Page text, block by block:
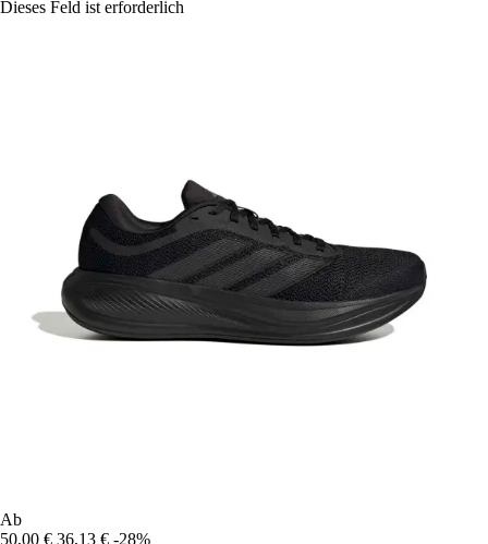
Dieses Feld ist erforderlich
Ab
50,00 € 36,13 € -28%